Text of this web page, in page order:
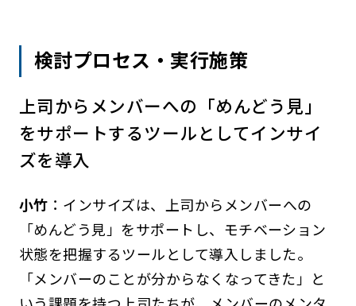
検討プロセス・実行施策
上司からメンバーへの「めんどう見」
をサポートするツールとしてインサイ
ズを導入
小竹 ：インサイズは、上司からメンバーへの
「めんどう見」をサポートし、モチベーション
状態を把握するツールとして導入しました。
「メンバーのことが分からなくなってきた」と